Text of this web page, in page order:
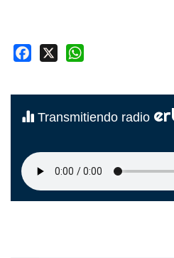
Facebook
Transmitiendo radio